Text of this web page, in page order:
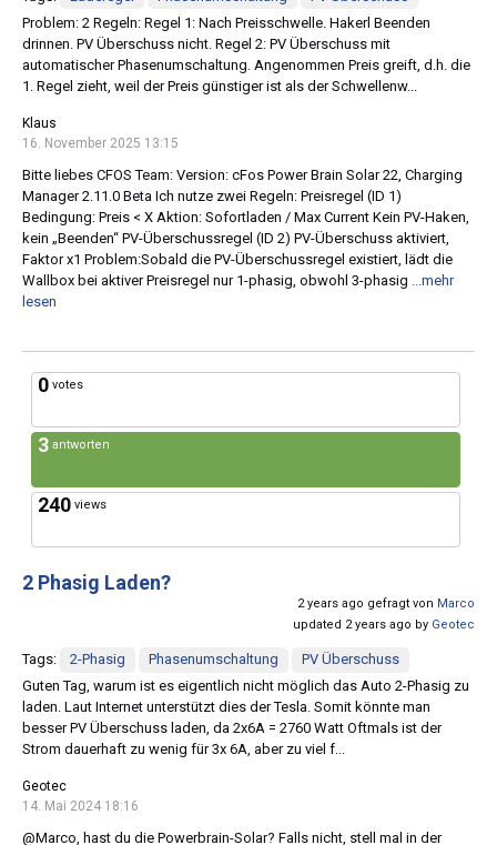
Problem: 2 Regeln: Regel 1: Nach Preisschwelle. Hakerl Beenden
drinnen. PV Überschuss nicht. Regel 2: PV Überschuss mit
automatischer Phasenumschaltung. Angenommen Preis greift, d.h. die
1. Regel zieht, weil der Preis günstiger ist als der Schwellenw...
Klaus
16. November 2025 13:15
Bitte liebes CFOS Team: Version: cFos Power Brain Solar 22, Charging
Manager 2.11.0 Beta Ich nutze zwei Regeln: Preisregel (ID 1)
Bedingung: Preis < X Aktion: Sofortladen / Max Current Kein PV-Haken,
kein „Beenden“ PV-Überschussregel (ID 2) PV-Überschuss aktiviert,
Faktor x1 Problem:Sobald die PV-Überschussregel existiert, lädt die
Wallbox bei aktiver Preisregel nur 1-phasig, obwohl 3-phasig
...mehr
lesen
0 votes
3 antworten
240 views
2 Phasig Laden?
2 years ago gefragt von Marco
updated 2 years ago by Geotec
Tags: 2-Phasig Phasenumschaltung
PV Überschuss
Guten Tag, warum ist es eigentlich nicht möglich das Auto 2-Phasig zu
laden. Laut Internet unterstützt dies der Tesla. Somit könnte man
besser PV Überschuss laden, da 2x6A = 2760 Watt Oftmals ist der
Strom dauerhaft zu wenig für 3x 6A, aber zu viel f...
Geotec
14. Mai 2024 18:16
@Marco, hast du die Powerbrain-Solar? Falls nicht, stell mal in der